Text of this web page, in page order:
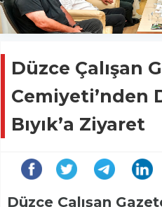
Düzce Çalışan
Cemiyeti’nden
Bıyık’a Ziyaret
Düzce Çalışan